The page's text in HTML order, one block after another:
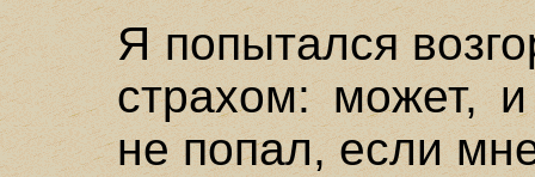
Я попытался
страхом: может,
не попал, если